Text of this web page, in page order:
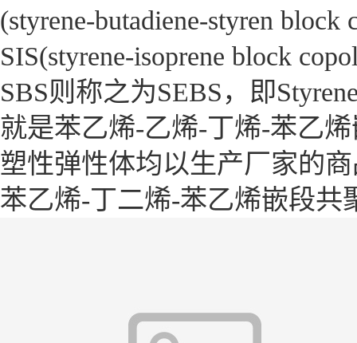
(styrene-butadiene-styren
SIS(styrene-isoprene block
SBS则称之为SEBS，即
就是苯乙烯-乙烯-丁烯-苯乙
塑性弹性体均以生产厂家的
苯乙烯-丁二烯-苯乙烯嵌段